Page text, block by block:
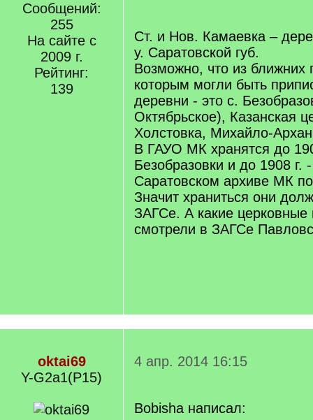
Сообщений:
255
На сайте с
2009 г.
Рейтинг:
139
Ст. и Нов. Камаевка –
у. Саратовской губ.
Возможно, что из ближних
которым могли быть
деревни - это с.
Октябрьское), Казанская
Холстовка, Михайло-
В ГАУО МК хранятся до
Безобразовки и до 1908 г.
Саратовском архиве МК
Значит храниться они
ЗАГСе. А какие
смотрели в ЗАГСе
oktai69
Y-G2a1(P15)
4 апр. 2014 16:15
Bobisha написал: